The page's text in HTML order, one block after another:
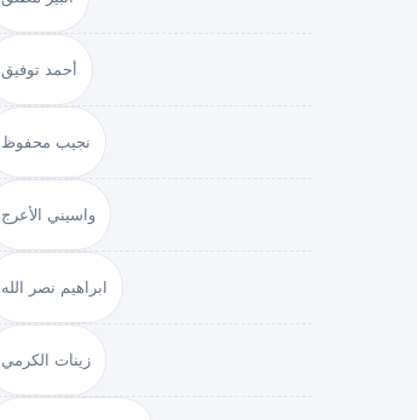
أحمد توفيق
نجيب محفوظ
واسيني الأعرج
ابراهيم نصر الله
زينات الكرمي